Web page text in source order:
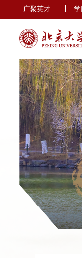
广聚英才 学